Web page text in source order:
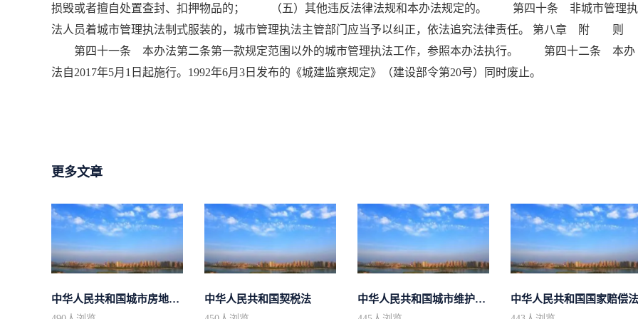
损毁或者擅自处置查封、扣押物品的； （五）其他违反法律法规和本办法规定的。 第四十条 非城市管理执
法人员着城市管理执法制式服装的，城市管理执法主管部门应当予以纠正，依法追究法律责任。 第八章 附 则
第四十一条 本办法第二条第一款规定范围以外的城市管理执法工作，参照本办法执行。 第四十二条 本办
法自2017年5月1日起施行。1992年6月3日发布的《城建监察规定》（建设部令第20号）同时废止。
更多文章
中华人民共和国城市房地产管理法 中华人民共和国契税法 中华人民共和国城市维护建设税法 中华人民共和国国家赔偿法